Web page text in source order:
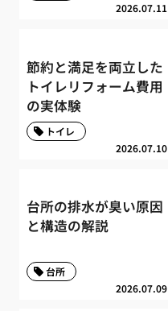
2026.07.11
節約と満足を両立した
トイレリフォーム費用
の実体験
2026.07.10
トイレ
台所の排水が臭い原因
と構造の解説
2026.07.09
台所